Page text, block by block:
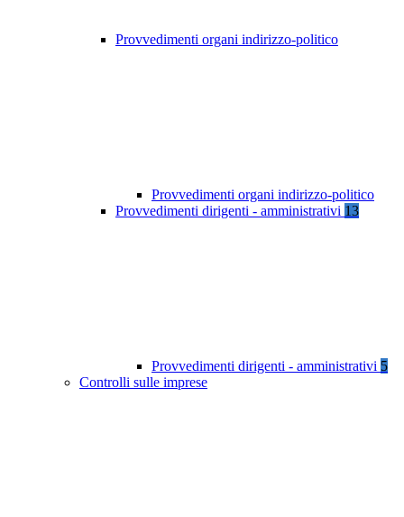
Provvedimenti organi indirizzo-politico
Provvedimenti organi indirizzo-politico
Provvedimenti dirigenti - amministrativi 13
Provvedimenti dirigenti - amministrativi 5
Controlli sulle imprese